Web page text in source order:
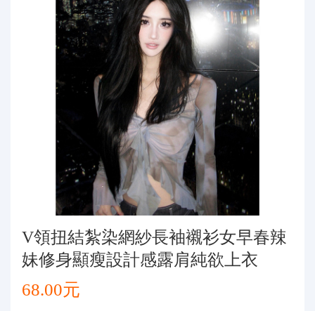
爆品推薦
查詢運單
最新公告
關於我們
V領扭結紮染網紗長袖襯衫女早春辣
妹修身顯瘦設計感露肩純欲上衣
68.00元